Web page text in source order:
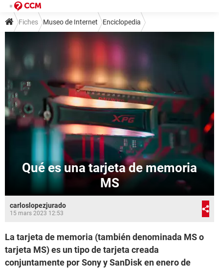
Fiches Museo de Internet Enciclopedia
Qué es una tarjeta de memoria
MS
carloslopezjurado
15 mars 2023 12:53
La tarjeta de memoria (también denominada MS o
tarjeta MS) es un tipo de tarjeta creada
conjuntamente por Sony y SanDisk en enero de